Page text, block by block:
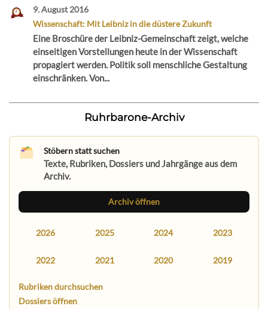
9. August 2016
Wissenschaft: Mit Leibniz in die düstere Zukunft
Eine Broschüre der Leibniz-Gemeinschaft zeigt, welche
einseitigen Vorstellungen heute in der Wissenschaft
propagiert werden. Politik soll menschliche Gestaltung
einschränken. Von...
Ruhrbarone-Archiv
Stöbern statt suchen
Texte, Rubriken, Dossiers und Jahrgänge aus dem
Archiv.
Archiv öffnen
2026 2025 2024 2023
2022 2021 2020 2019
Rubriken durchsuchen
Dossiers öffnen